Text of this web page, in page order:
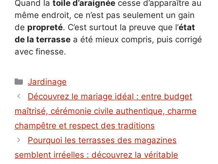
Quand la toile d’araignée cesse d’apparaître au
même endroit, ce n’est pas seulement un gain
de propreté. C’est surtout la preuve que l’état
de la terrasse a été mieux compris, puis corrigé
avec finesse.
Catégories
Jardinage
Découvrez le mariage idéal : entre budget
maîtrisé, cérémonie civile authentique, charme
champêtre et respect des traditions
Pourquoi les terrasses des magazines
semblent irréelles : découvrez la véritable